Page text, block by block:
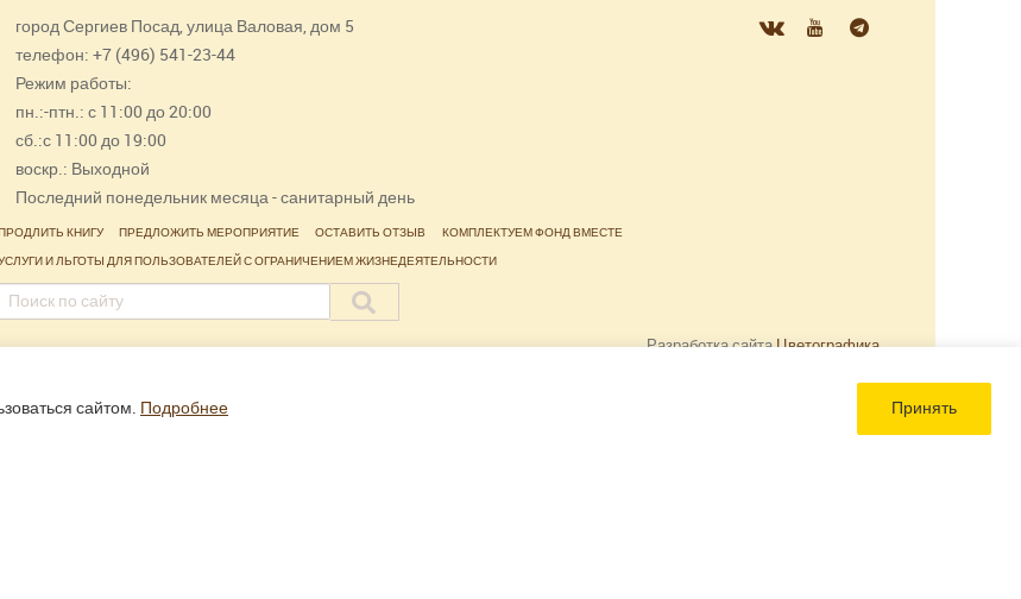
сайтом. Подробнее Принять
город Сергиев Посад, улица Валовая, дом 5
телефон: +7 (496) 541-23-44
Режим работы:
пн.:-птн.: с 11:00 до 20:00
сб.:с 11:00 до 19:00
воскр.: Выходной
Последний понедельник месяца - санитарный день
КНИГУ ПРЕДЛОЖИТЬ МЕРОПРИЯТИЕ ОСТАВИТЬ ОТЗЫВ
КОМПЛЕКТУЕМ ФОНД ВМЕСТЕ
И ЛЬГОТЫ ДЛЯ ПОЛЬЗОВАТЕЛЕЙ С ОГРАНИЧЕНИЕМ ЖИЗНЕДЕЯТЕЛЬНОСТИ
Разработка сайтаЦветографика